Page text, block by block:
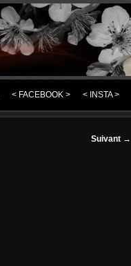
< FACEBOOK > < INSTA >
Suivant →